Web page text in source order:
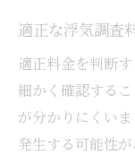
浮気調
証拠が
浮気
調停や
適正な浮気調査
適正料金を判断
細かく確認する
が分かりにくい
発生する可能性